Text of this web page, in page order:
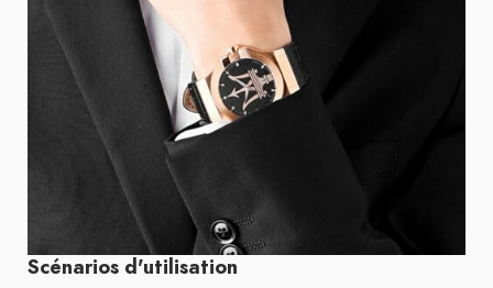
Scénarios d'utilisation